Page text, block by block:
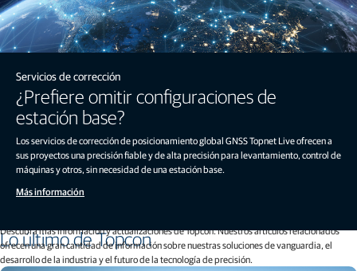
Servicios de corrección
¿Prefiere omitir configuraciones de
estación base?
Los servicios de corrección de posicionamiento global GNSS Topnet Live ofrecen a
sus proyectos una precisión fiable y de alta precisión para levantamiento, control de
máquinas y otros, sin necesidad de una estación base.
Más información
Lo último de Topcon
Descubra más información y actualizaciones de Topcon. Nuestros artículos relacionados
ofrecen una gran cantidad de información sobre nuestras soluciones de vanguardia, el
desarrollo de la industria y el futuro de la tecnología de precisión.